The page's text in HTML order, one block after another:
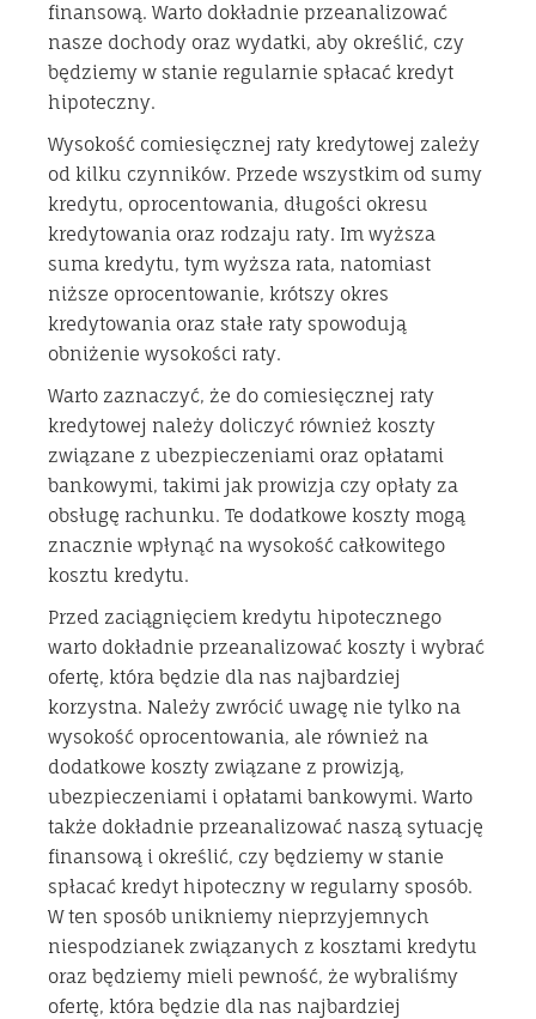
finansową. Warto dokładnie przeanalizować
nasze dochody oraz wydatki, aby określić, czy
będziemy w stanie regularnie spłacać kredyt
hipoteczny.
Wysokość comiesięcznej raty kredytowej zależy
od kilku czynników. Przede wszystkim od sumy
kredytu, oprocentowania, długości okresu
kredytowania oraz rodzaju raty. Im wyższa
suma kredytu, tym wyższa rata, natomiast
niższe oprocentowanie, krótszy okres
kredytowania oraz stałe raty spowodują
obniżenie wysokości raty.
Warto zaznaczyć, że do comiesięcznej raty
kredytowej należy doliczyć również koszty
związane z ubezpieczeniami oraz opłatami
bankowymi, takimi jak prowizja czy opłaty za
obsługę rachunku. Te dodatkowe koszty mogą
znacznie wpłynąć na wysokość całkowitego
kosztu kredytu.
Przed zaciągnięciem kredytu hipotecznego
warto dokładnie przeanalizować koszty i wybrać
ofertę, która będzie dla nas najbardziej
korzystna. Należy zwrócić uwagę nie tylko na
wysokość oprocentowania, ale również na
dodatkowe koszty związane z prowizją,
ubezpieczeniami i opłatami bankowymi. Warto
także dokładnie przeanalizować naszą sytuację
finansową i określić, czy będziemy w stanie
spłacać kredyt hipoteczny w regularny sposób.
W ten sposób unikniemy nieprzyjemnych
niespodzianek związanych z kosztami kredytu
oraz będziemy mieli pewność, że wybraliśmy
ofertę, która będzie dla nas najbardziej